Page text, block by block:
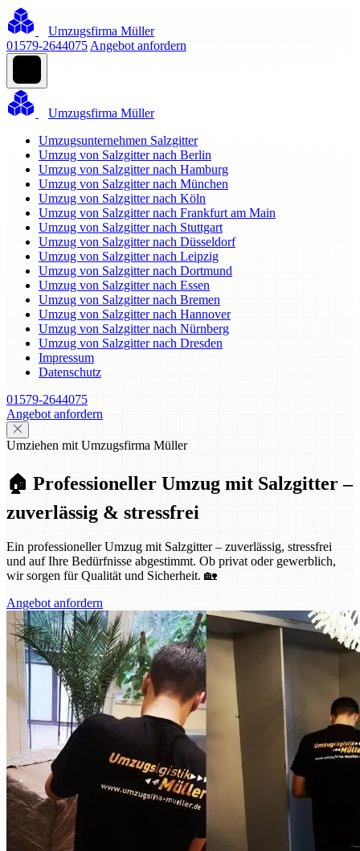
Umzugsfirma Müller
01579-2644075 Angebot anfordern
Umzugsfirma Müller
Umzugsunternehmen Salzgitter
Umzug von Salzgitter nach Berlin
Umzug von Salzgitter nach Hamburg
Umzug von Salzgitter nach München
Umzug von Salzgitter nach Köln
Umzug von Salzgitter nach Frankfurt am Main
Umzug von Salzgitter nach Stuttgart
Umzug von Salzgitter nach Düsseldorf
Umzug von Salzgitter nach Leipzig
Umzug von Salzgitter nach Dortmund
Umzug von Salzgitter nach Essen
Umzug von Salzgitter nach Bremen
Umzug von Salzgitter nach Hannover
Umzug von Salzgitter nach Nürnberg
Umzug von Salzgitter nach Dresden
Impressum
Datenschutz
01579-2644075
Angebot anfordern
Umziehen mit Umzugsfirma Müller
🏠 Professioneller Umzug mit Salzgitter –
zuverlässig & stressfrei
Ein professioneller Umzug mit Salzgitter – zuverlässig, stressfrei
und auf Ihre Bedürfnisse abgestimmt. Ob privat oder gewerblich,
wir sorgen für Qualität und Sicherheit. 🏡
Angebot anfordern